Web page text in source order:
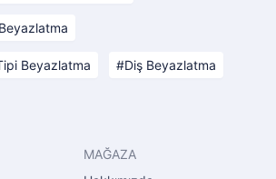
Beyazlatma Diş Beyazlatma
MAĞAZA